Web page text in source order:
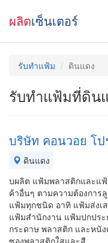
ผลิตเซ็นเตอร์
รับทำแฟ้ม ดินแดง
รับทำแฟ้มที่ดิน
บริษัท คอนวอย โ
ดินแดง
บผลิต แฟ้มพลาสติกและแ
ค้าอื่นๆ ตามความต้องการ
แฟ้มทุกชนิด อาทิ แฟ้มส่งเ
แฟ้มสำนักงาน แฟ้มปกปร
กระดาษ พลาสติก และหนัง
ซองพลาสติกใสและสี